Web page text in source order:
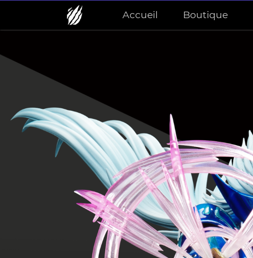
Accueil Boutique